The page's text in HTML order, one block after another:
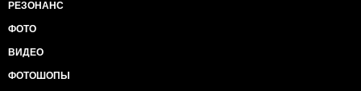
РЕЗОНАНС
ФОТО
ВИДЕО
ФОТОШОПЫ